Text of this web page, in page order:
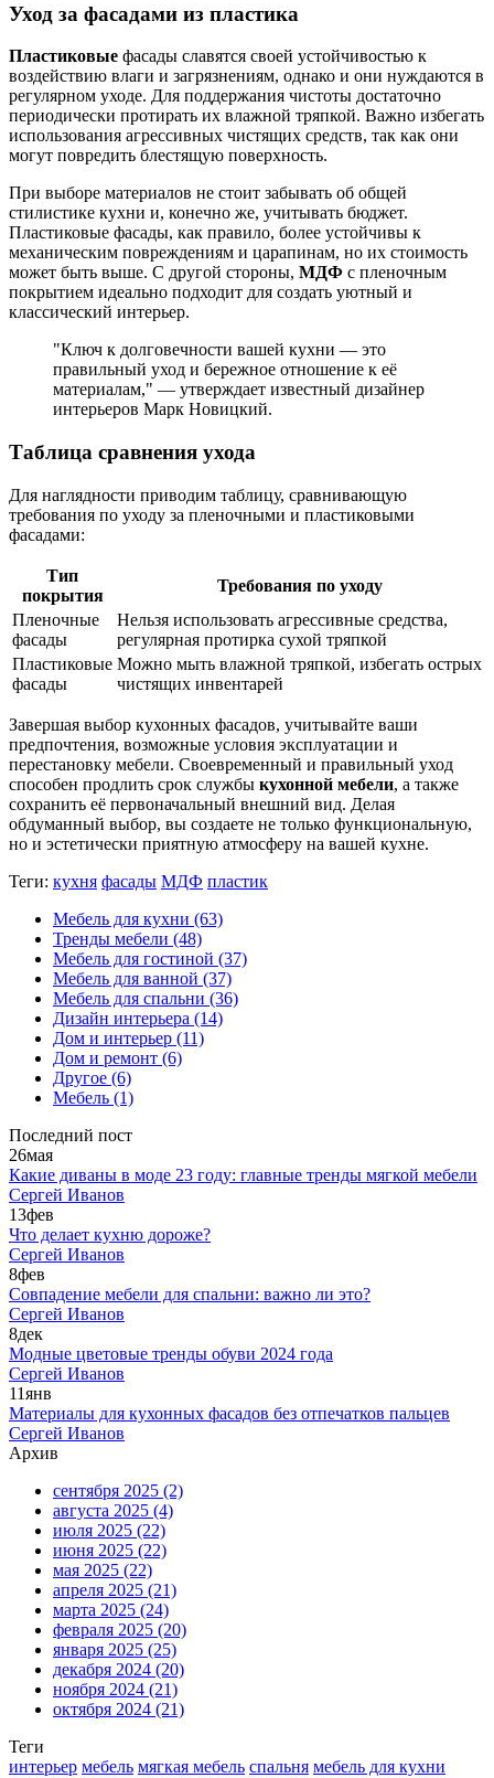
Уход за фасадами из пластика
Пластиковые фасады славятся своей устойчивостью к
воздействию влаги и загрязнениям, однако и они нуждаются в
регулярном уходе. Для поддержания чистоты достаточно
периодически протирать их влажной тряпкой. Важно избегать
использования агрессивных чистящих средств, так как они
могут повредить блестящую поверхность.
При выборе материалов не стоит забывать об общей
стилистике кухни и, конечно же, учитывать бюджет.
Пластиковые фасады, как правило, более устойчивы к
механическим повреждениям и царапинам, но их стоимость
может быть выше. С другой стороны, МДФ с пленочным
покрытием идеально подходит для создать уютный и
классический интерьер.
"Ключ к долговечности вашей кухни — это
правильный уход и бережное отношение к её
материалам," — утверждает известный дизайнер
интерьеров Марк Новицкий.
Таблица сравнения ухода
Для наглядности приводим таблицу, сравнивающую
требования по уходу за пленочными и пластиковыми
фасадами:
Тип
покрытия
Требования по уходу
Пленочные
фасады
Нельзя использовать агрессивные средства,
регулярная протирка сухой тряпкой
Пластиковые
фасады
Можно мыть влажной тряпкой, избегать острых
чистящих инвентарей
Завершая выбор кухонных фасадов, учитывайте ваши
предпочтения, возможные условия эксплуатации и
перестановку мебели. Своевременный и правильный уход
способен продлить срок службы кухонной мебели, а также
сохранить её первоначальный внешний вид. Делая
обдуманный выбор, вы создаете не только функциональную,
но и эстетически приятную атмосферу на вашей кухне.
Теги: кухня фасады МДФ пластик
Мебель для кухни (63)
Тренды мебели (48)
Мебель для гостиной (37)
Мебель для ванной (37)
Мебель для спальни (36)
Дизайн интерьера (14)
Дом и интерьер (11)
Дом и ремонт (6)
Другое (6)
Мебель (1)
Последний пост
26мая
Какие диваны в моде 23 году: главные тренды мягкой мебели
Сергей Иванов
13фев
Что делает кухню дороже?
Сергей Иванов
8фев
Совпадение мебели для спальни: важно ли это?
Сергей Иванов
8дек
Модные цветовые тренды обуви 2024 года
Сергей Иванов
11янв
Материалы для кухонных фасадов без отпечатков пальцев
Сергей Иванов
Архив
сентября 2025 (2)
августа 2025 (4)
июля 2025 (22)
июня 2025 (22)
мая 2025 (22)
апреля 2025 (21)
марта 2025 (24)
февраля 2025 (20)
января 2025 (25)
декабря 2024 (20)
ноября 2024 (21)
октября 2024 (21)
Теги
интерьер мебель мягкая мебель спальня мебель для кухни